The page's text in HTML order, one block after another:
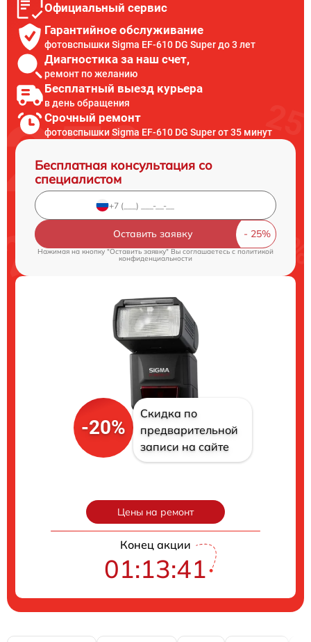
Официальный сервис
Гарантийное обслуживание
фотовспышки Sigma EF-610 DG Super до 3 лет
Диагностика за наш счет,
ремонт по желанию
Бесплатный выезд курьера
в день обращения
Срочный ремонт
фотовспышки Sigma EF-610 DG Super от 35 минут
Бесплатная консультация со
специалистом
Оставить заявку
Нажимая на кнопку "Оставить заявку" Вы соглашаетесь c политикой
конфиденциальности
-20%
Скидка по
предварительной
записи на сайте
Цены на ремонт
Конец акции
01:13:41